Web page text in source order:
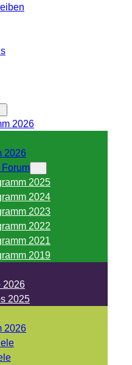
2026
2026
2025
2024
2023
2022
2021
2019
2026
2025
2026